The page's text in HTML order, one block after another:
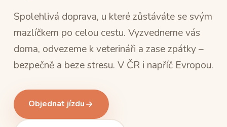
Spolehlivá doprava, u které zůstáváte se svým
mazlíčkem po celou cestu. Vyzvedneme vás
doma, odvezeme k veterináři a zase zpátky –
bezpečně a beze stresu. V ČR i napříč Evropou.
Objednat jízdu